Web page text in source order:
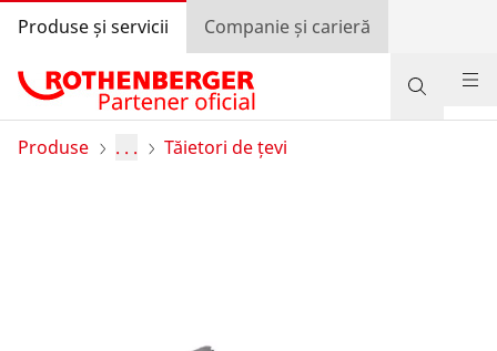
Produse și servicii Companie și carieră
Produse . . . Tăietori de țevi